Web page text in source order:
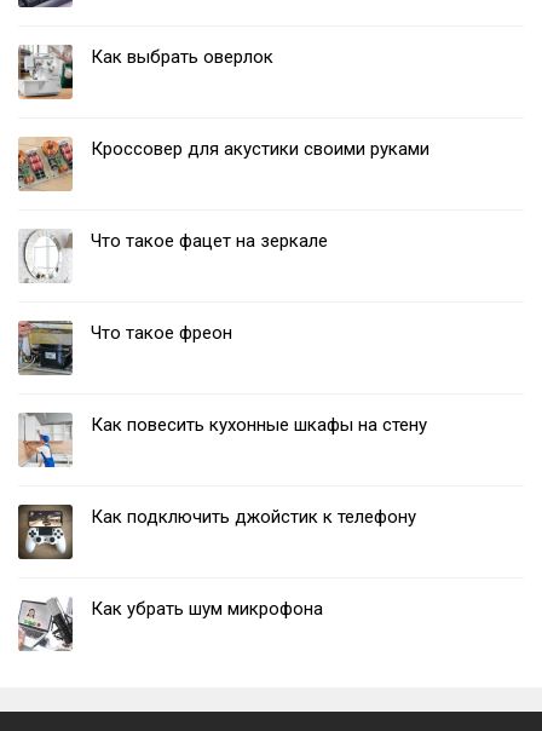
Как выбрать оверлок
Кроссовер для акустики своими руками
Что такое фацет на зеркале
Что такое фреон
Как повесить кухонные шкафы на стену
Как подключить джойстик к телефону
Как убрать шум микрофона